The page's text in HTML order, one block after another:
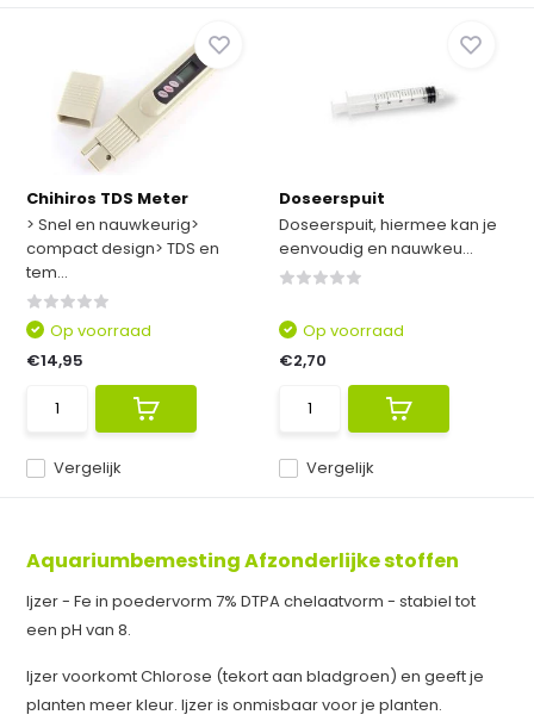
Chihiros TDS Meter
> Snel en nauwkeurig>
compact design> TDS en
tem...
Vergelijk
Op voorraad
€14,95
Doseerspuit
Doseerspuit, hiermee kan je
eenvoudig en nauwkeu...
Vergelijk
Op voorraad
€2,70
Aquariumbemesting Afzonderlijke stoffen
Ijzer - Fe in poedervorm 7% DTPA chelaatvorm - stabiel tot
een pH van 8.
Ijzer voorkomt Chlorose (tekort aan bladgroen) en geeft je
planten meer kleur. Ijzer is onmisbaar voor je planten.